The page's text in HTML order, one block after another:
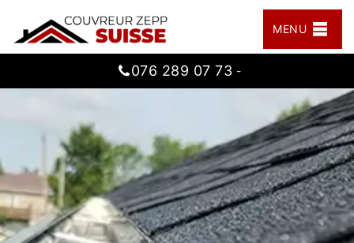
MENU
076 289 07 73 -